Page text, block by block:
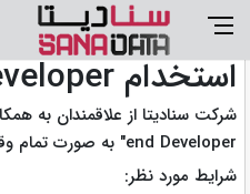
فرم استخدام
استخدام Front-end Developer
end Developer" به صورت تمام وقت دعوت به همکاری می نماید.
شرایط مورد نظر: